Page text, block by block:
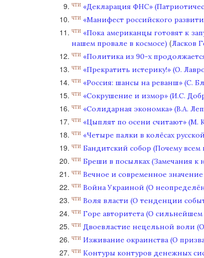
ЧТИ «Декларация ФНС»
ЧТИ «Манифест российского
ЧТИ «Пока американцы готовят к
нашем провале в космосе) (Ласков
ЧТИ «Политика из 90-х
ЧТИ «Прекратить истерику!» (О.
ЧТИ «Россия: шансы на реванш» (С.
ЧТИ «Сокрушение и измор» (И.С.
ЧТИ «Солидарная экономка» (В.А.
ЧТИ «Цыплят по осени считают»
ЧТИ «Четыре палки в колёсах
ЧТИ Бандитский собор (Почему
ЧТИ Бреши в посылках (Замечания к
ЧТИ Вечное и современное
ЧТИ Война Украиной (О
ЧТИ Воля власти (О тенденции
ЧТИ Горе авторитета (О сильнейшем
ЧТИ Двоевластие нецельной воли
ЧТИ Изживание окраинства (О
ЧТИ Контуры контуров денежных